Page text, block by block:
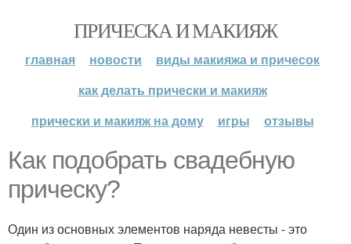
ПРИЧЕСКА И МАКИЯЖ
главная новости
виды макияжа и причесок
как делать прически и макияж
прически и макияж на дому
игры отзывы
Как подобрать свадебную
прическу?
Один из основных элементов наряда невесты - это